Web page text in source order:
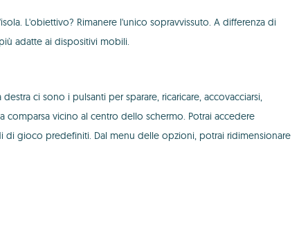
L'obiettivo? Rimanere l'unico sopravvissuto. A differenza di
adatte ai dispositivi mobili.
ci sono i pulsanti per sparare, ricaricare, accovacciarsi,
comparsa vicino al centro dello schermo. Potrai accedere
di gioco predefiniti. Dal menu delle opzioni, potrai ridimensionare